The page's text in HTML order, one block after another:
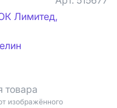
Лимитед,
товара
изображённого